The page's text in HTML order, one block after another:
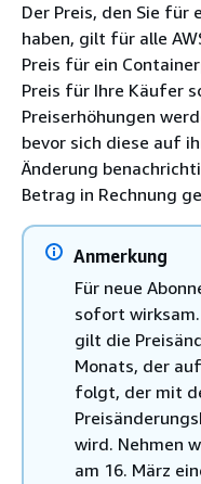
Der Preis, den Sie
haben, gilt für alle
Preis für ein
Preis für Ihre Käufer
Preiserhöhungen
bevor sich diese auf
Änderung
Betrag in Rechnung
Anmerkung
Für neue
sofort
gilt die
Monats, der
folgt, der mit
wird. Nehmen
am 16. März